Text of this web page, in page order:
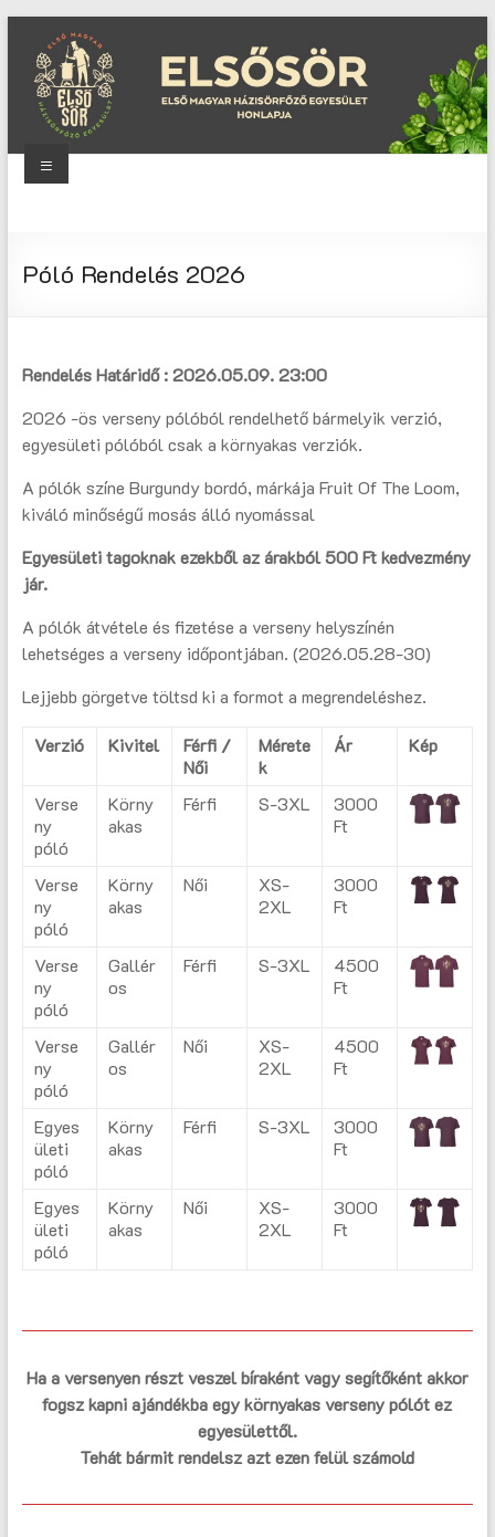
content
Magyar
Menu
Póló Rendelés 2026
Rendelés Határidő : 2026.05.09. 23:00
2026 -ös verseny pólóból rendelhető bármelyik verzió,
egyesületi pólóból csak a környakas verziók.
A pólók színe Burgundy bordó, márkája Fruit Of The Loom,
kiváló minőségű mosás álló nyomással
Egyesületi tagoknak ezekből az árakból 500 Ft kedvezmény
jár.
A pólók átvétele és fizetése a verseny helyszínén
lehetséges a verseny időpontjában. (2026.05.28-30)
Lejjebb görgetve töltsd ki a formot a megrendeléshez.
Verzió Kivitel
Férfi /
Női
Mérete
k
Ár Kép
Verse
ny
póló
Körny
akas
Férfi S-3XL
3000
Ft
Verse
ny
póló
Körny
akas
Női
XS-
2XL
3000
Ft
Verse
ny
póló
Gallér
os
Férfi S-3XL
4500
Ft
Verse
ny
póló
Gallér
os
Női
XS-
2XL
4500
Ft
Egyes
ületi
póló
Körny
akas
Férfi S-3XL
3000
Ft
Egyes
ületi
póló
Körny
akas
Női
XS-
2XL
3000
Ft
Ha a versenyen részt veszel bíraként vagy segítőként akkor
fogsz kapni ajándékba egy környakas verseny pólót ez
egyesülettől.
Tehát bármit rendelsz azt ezen felül számold